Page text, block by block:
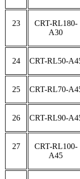
23
CRT-RL180-
A30
24 CRT-RL50-
25 CRT-RL70-
26 CRT-RL90-
27
CRT-RL100-
A45